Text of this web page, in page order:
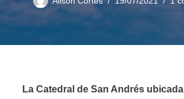
La Catedral de San Andrés